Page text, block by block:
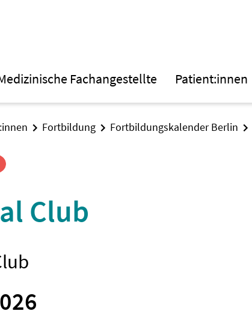
Fachangestellte Patient:innen
Fortbildung Fortbildungskalender Berlin
Club